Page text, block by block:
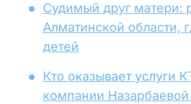
Судимый друг матери:
Алматинской области,
детей
Кто оказывает услуги
компании Назарбаевой